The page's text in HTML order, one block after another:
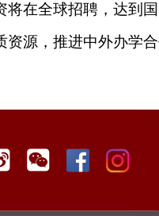
将在全球招聘，达到
资源，推进中外办学